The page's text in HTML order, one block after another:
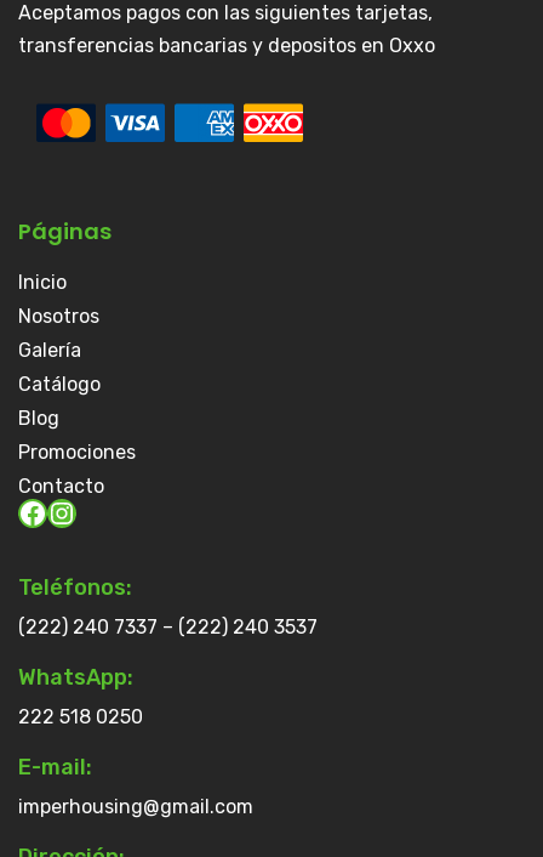
Aceptamos pagos con las siguientes tarjetas,
transferencias bancarias y depositos en Oxxo
Páginas
Inicio
Nosotros
Galería
Catálogo
Blog
Promociones
Contacto
Teléfonos:
(222) 240 7337 – (222) 240 3537
WhatsApp:
222 518 0250
E-mail:
imperhousing@gmail.com